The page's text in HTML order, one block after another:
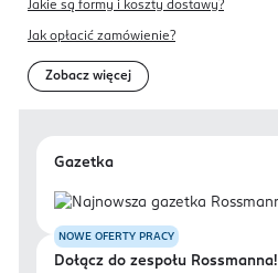
Jakie są formy i koszty dostawy?
Jak opłacić zamówienie?
Zobacz więcej
Gazetka
NOWE OFERTY PRACY
Dołącz do zespołu Rossmanna!